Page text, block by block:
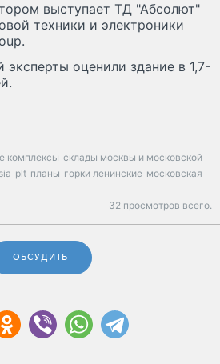
выступает ТД "Абсолют"
техники и электроники
эксперты оценили здание в 1,7-
комплексы склады москвы и московской
plt планы горки ленинские московская
32 просмотров всего.
ОБСУДИТЬ